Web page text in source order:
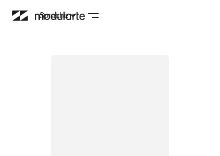
Sprache